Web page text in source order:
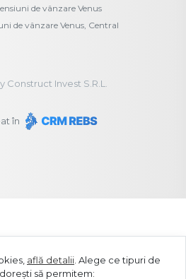
de vânzare Venus
de vânzare Venus, Central
Construct Invest S.R.L.
în
află detalii Alege ce tipuri de
să permitem: